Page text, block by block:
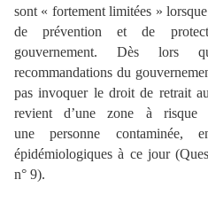
sont « fortement limitées »
de prévention et de
gouvernement. Dès lors
recommandations du
pas invoquer le droit de retrait
revient d’une zone à
une personne contaminée,
épidémiologiques à ce jour
n° 9).